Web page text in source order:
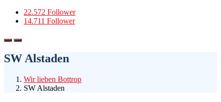
22.572 Follower
14.711 Follower
SW Alstaden
Wir lieben Bottrop
SW Alstaden